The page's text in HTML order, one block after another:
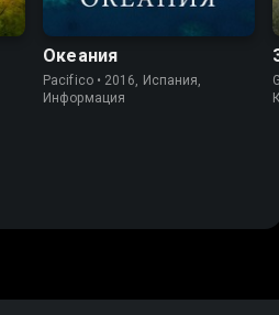
Океания
Pacifico • 2016, Испания,
Информация